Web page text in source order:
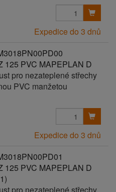
Expedice do 3 dnů
125 PVC MAPEPLAN D
pro nezateplené střechy
PVC manžetou
Expedice do 3 dnů
125 PVC MAPEPLAN D